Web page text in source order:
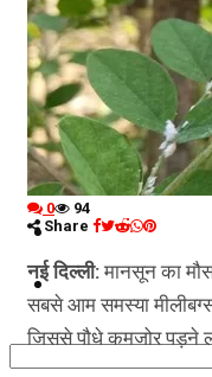
नौकरियां
जीवन शैली
हेल्थ
क्राइम
कृषि
धर्म
विज्ञान तकनीकी
0
94
Share
नई दिल्ली:मानसून का
सबसे आम समस्या
जिससे पौधे कमजोर पड़ने